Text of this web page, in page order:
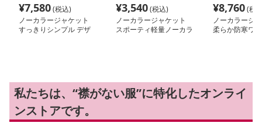
¥7,580(税込)
ノーカラージャケット
すっきりシンプル デザ
¥3,540(税込)
ノーカラージャケット
スポーティ軽量ノーカラ
¥8,760(税
ノーカラージ
柔らか防寒ワ
私たちは、“襟がない服”に特化したオンライ
ンストアです。